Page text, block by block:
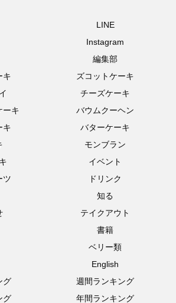
LINE
Instagram
編集部
キ
ズコットケーキ
チーズケーキ
ーキ
バウムクーヘン
キ
バターケーキ
モンブラン
イベント
ツ
ドリンク
知る
テイクアウト
書籍
ベリー類
English
グ
週間ランキング
グ
年間ランキング